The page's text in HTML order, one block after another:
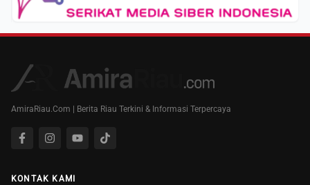
AmiraRiau.Com | Berita Riau Terkini & Informasi Terpercaya
KONTAK KAMI